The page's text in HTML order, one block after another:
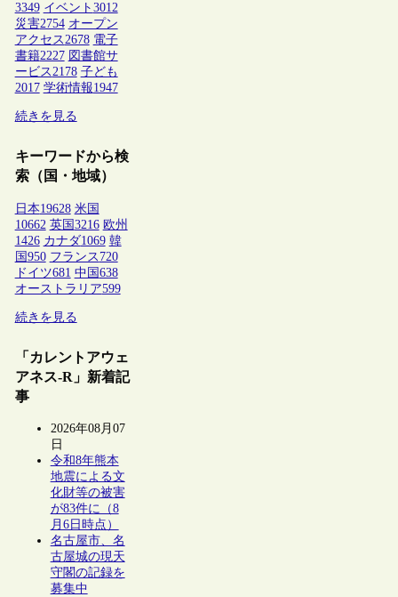
3349 イベント 3012
災害2754 オープン
アクセス2678 電子
書籍2227 図書館サ
ービス2178 子ども
2017 学術情報1947
続きを見る
キーワードから検
索（国・地域）
日本19628 米国
10662 英国3216 欧州
1426 カナダ1069 韓
国950 フランス 720
ドイツ681 中国638
オーストラリア599
続きを見る
「カレントアウェ
アネス-R」新着記
事
2026年08月07
日
令和8年熊本
地震による文
化財等の被害
が83件に（8
月6日時点）
名古屋市、名
古屋城の現天
守閣の記録を
募集中